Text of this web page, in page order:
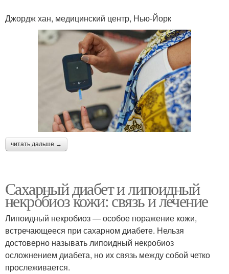
Джордж хан, медицинский центр, Нью-Йорк
читать дальше →
Сахарный диабет и липоидный
некробиоз кожи: связь и лечение
Липоидный некробиоз — особое поражение кожи,
встречающееся при сахарном диабете. Нельзя
достоверно называть липоидный некробиоз
осложнением диабета, но их связь между собой четко
прослеживается.